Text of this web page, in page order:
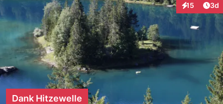
15
Interaktionen
3d
Dank Hitzewelle